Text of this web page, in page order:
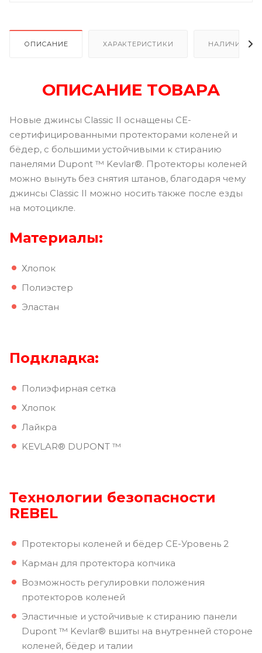
ОПИСАНИЕ ХАРАКТЕРИСТИКИ НАЛИЧИЕ В
ОПИСАНИЕ ТОВАРА
Новые джинсы Classic II оснащены CE-
сертифицированными протекторами коленей и
бёдер, с большими устойчивыми к стиранию
панелями Dupont ™ Kevlar®. Протекторы коленей
можно вынуть без снятия штанов, благодаря чему
джинсы Classic II можно носить также после езды
на мотоцикле.
Материалы:
Хлопок
Полиэстер
Эластан
Подкладка:
Полиэфирная сетка
Хлопок
Лайкра
KEVLAR® DUPONT ™
Технологии безопасности
REBEL
Протекторы коленей и бёдер CE-Уровень 2
Карман для протектора копчика
Возможность регулировки положения
протекторов коленей
Эластичные и устойчивые к стиранию панели
Dupont ™ Kevlar® вшиты на внутренней стороне
коленей, бёдер и талии